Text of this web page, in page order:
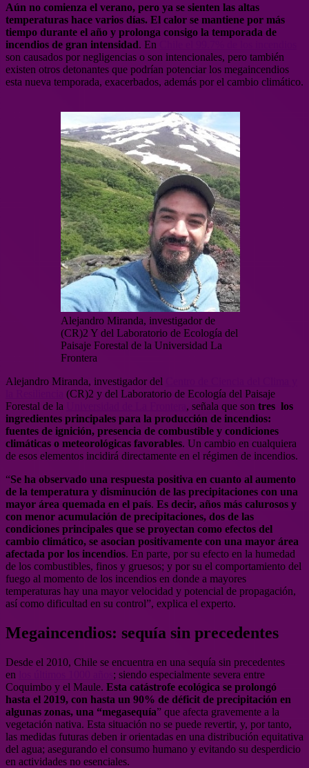
Aún no comienza el verano, pero ya se sienten las altas
temperaturas hace varios días. El calor se mantiene por más
tiempo durante el año y prolonga consigo la temporada de
incendios de gran intensidad. En
son causados por negligencias o son intencionales, pero también
existen otros detonantes que podrían potenciar los megaincendios
esta nueva temporada, exacerbados, además por el cambio climático.
Alejandro Miranda, investigador de
(CR)2 Y del Laboratorio de Ecología del
Paisaje Forestal de la Universidad La
Frontera
Alejandro Miranda, investigador del
(CR)2 y del Laboratorio de Ecología del Paisaje
Forestal de la
, señala que son tres los
ingredientes principales para la producción de incendios:
fuentes de ignición, presencia de combustible y condiciones
climáticas o meteorológicas favorables. Un cambio en cualquiera
de esos elementos incidirá directamente en el régimen de incendios.
“Se ha observado una respuesta positiva en cuanto al aumento
de la temperatura y disminución de las precipitaciones con una
mayor área quemada en el país. Es decir, años más calurosos y
con menor acumulación de precipitaciones, dos de las
condiciones principales que se proyectan como efectos del
cambio climático, se asocian positivamente con una mayor área
afectada por los incendios. En parte, por su efecto en la humedad
de los combustibles, finos y gruesos; y por su el comportamiento del
fuego al momento de los incendios en donde a mayores
temperaturas hay una mayor velocidad y potencial de propagación,
así como dificultad en su control”, explica el experto.
Megaincendios: sequía sin precedentes
Desde el 2010, Chile se encuentra en una sequía sin precedentes
en
; siendo especialmente severa entre
Coquimbo y el Maule. Esta catástrofe ecológica se prolongó
hasta el 2019, con hasta un 90% de déficit de precipitación en
algunas zonas, una “megasequía” que afecta gravemente a la
vegetación nativa. Esta situación no se puede revertir, y, por tanto,
las medidas futuras deben ir orientadas en una distribución equitativa
del agua; asegurando el consumo humano y evitando su desperdicio
en actividades no esenciales.